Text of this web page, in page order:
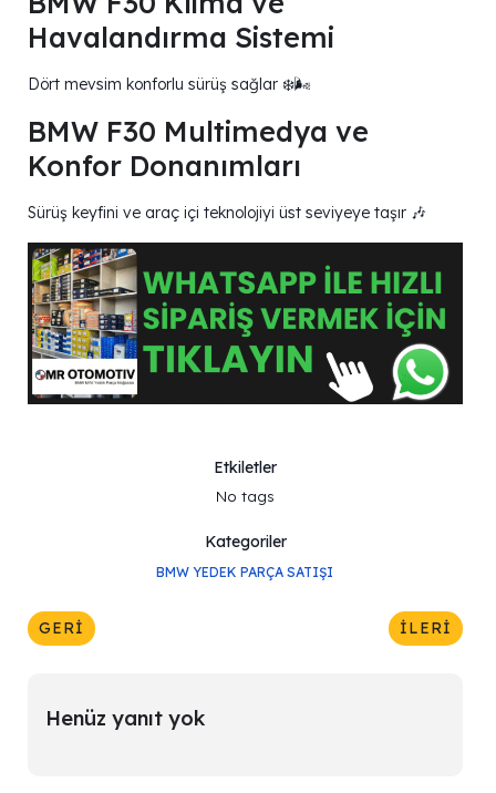
Havalandırma Sistemi
Dört mevsim konforlu sürüş sağlar ❄️🌬️
BMW F30 Multimedya ve
Konfor Donanımları
Sürüş keyfini ve araç içi teknolojiyi üst seviyeye taşır 🎶
Etkiletler
No tags
Kategoriler
BMW YEDEK PARÇA SATIŞI
GERI İLERI
Henüz yanıt yok